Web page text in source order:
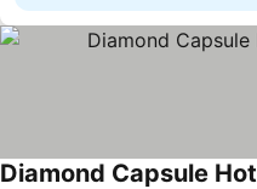
Diamond Capsule